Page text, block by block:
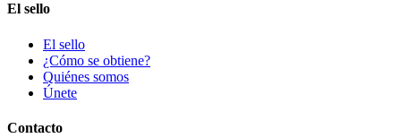
El sello
El sello
¿Cómo se obtiene?
Quiénes somos
Únete
Contacto